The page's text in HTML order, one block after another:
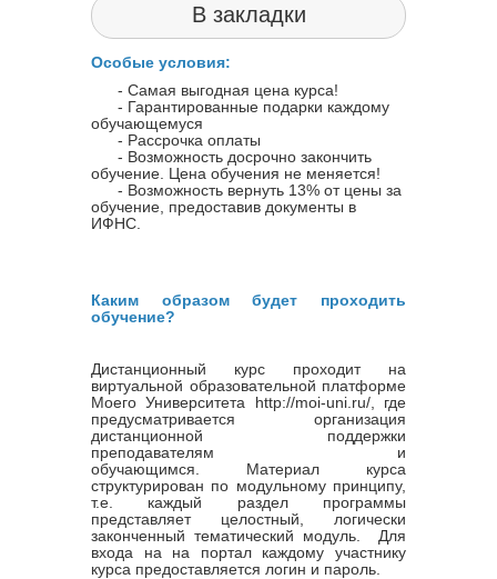
В закладки
Особые условия:
- Самая выгодная цена курса!
- Гарантированные подарки каждому
обучающемуся
- Рассрочка оплаты
- Возможность досрочно закончить
обучение. Цена обучения не меняется!
- Возможность вернуть 13% от цены за
обучение, предоставив документы в
ИФНС.
Каким образом будет проходить
обучение?
Дистанционный курс проходит на
виртуальной образовательной платформе
Моего Университета http://moi-uni.ru/, где
предусматривается организация
дистанционной поддержки
преподавателям и
обучающимся. Материал курса
структурирован по модульному принципу,
т.е. каждый раздел программы
представляет целостный, логически
законченный тематический модуль. Для
входа на на портал каждому участнику
курса предоставляется логин и пароль.